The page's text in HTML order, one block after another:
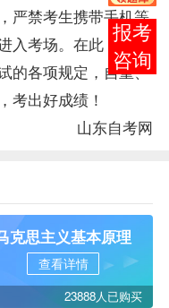
禁考生携带手机等
入考场。在此，特别
的各项规定，自重、
考出好成绩！
山东自考网
克思主义基本原理
查看详情
23888人已购买
在线
客服